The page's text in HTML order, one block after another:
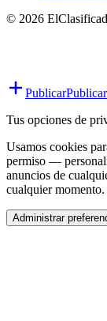
© 2026
Publicar
Tus opciones de
Usamos cookies
permiso —
anuncios de
cualquier momento.
Administrar